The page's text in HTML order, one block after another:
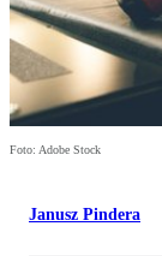
Foto: Adobe Stock
Janusz Pindera